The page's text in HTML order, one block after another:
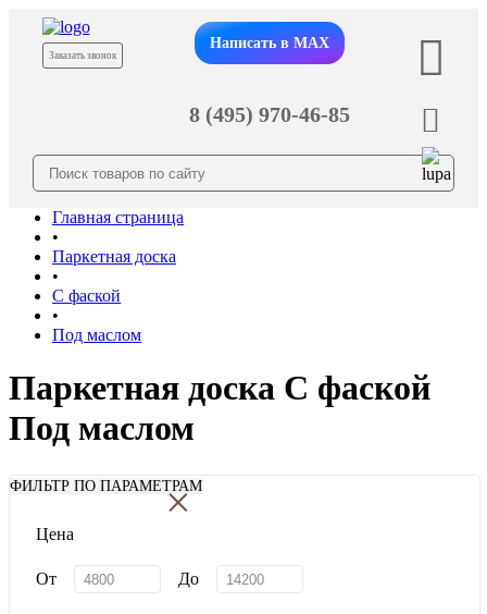
Заказать звонок
Написать в MAX
8 (495) 970-46-85
Главная страница
•
Паркетная доска
•
С фаской
•
Под маслом
Паркетная доска С фаской
Под маслом
ФИЛЬТР ПО ПАРАМЕТРАМ
×
Цена
От До